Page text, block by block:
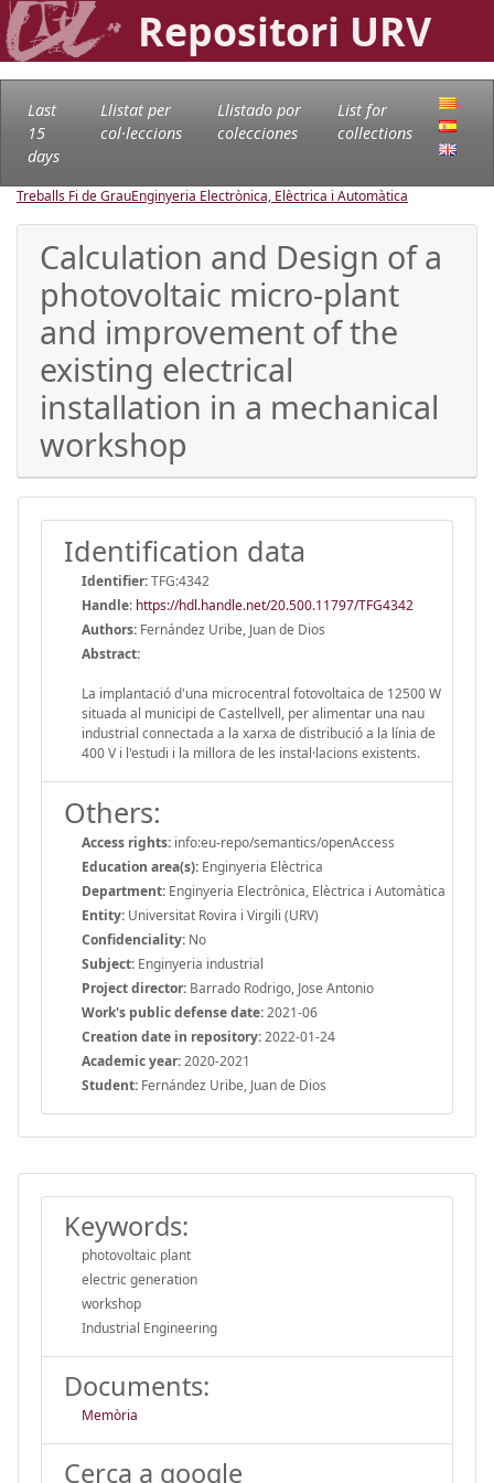
Repositori URV
Last
15
days
Llistat per
col·leccions
Llistado por
colecciones
List for
collections
Treballs Fi de GrauEnginyeria Electrònica, Elèctrica i Automàtica
Calculation and Design of a
photovoltaic micro-plant
and improvement of the
existing electrical
installation in a mechanical
workshop
Identification data
Identifier:TFG:4342
Handle: https://hdl.handle.net/20.500.11797/TFG4342
Authors: Fernández Uribe, Juan de Dios
Abstract:
La implantació d'una microcentral fotovoltaica de 12500 W
situada al municipi de Castellvell, per alimentar una nau
industrial connectada a la xarxa de distribució a la línia de
400 V i l'estudi i la millora de les instal·lacions existents.
Others:
Access rights: info:eu-repo/semantics/openAccess
Education area(s): Enginyeria Elèctrica
Department: Enginyeria Electrònica, Elèctrica i Automàtica
Entity: Universitat Rovira i Virgili (URV)
Confidenciality: No
Subject: Enginyeria industrial
Project director: Barrado Rodrigo, Jose Antonio
Work's public defense date:2021-06
Creation date in repository:2022-01-24
Academic year:2020-2021
Student: Fernández Uribe, Juan de Dios
Keywords:
photovoltaic plant
electric generation
workshop
Industrial Engineering
Documents:
Memòria
Cerca a google